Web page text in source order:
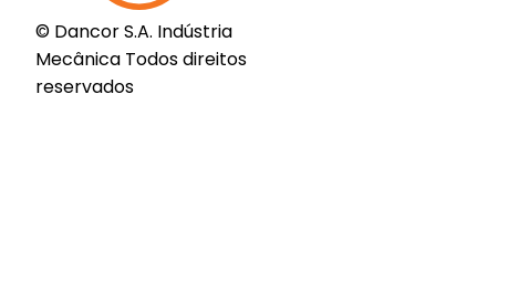
© Dancor S.A. Indústria
Mecânica Todos direitos
reservados